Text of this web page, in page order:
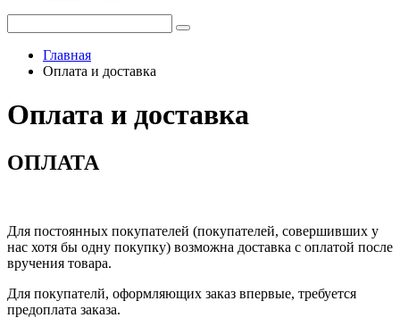
Главная
Оплата и доставка
Оплата и доставка
ОПЛАТА
Для постоянных покупателей (покупателей, совершивших у
нас хотя бы одну покупку) возможна доставка с оплатой после
вручения товара.
Для покупателй, оформляющих заказ впервые, требуется
предоплата заказа.